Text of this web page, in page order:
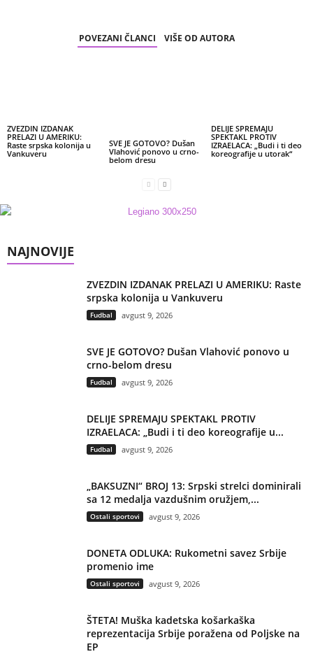
POVEZANI ČLANCI VIŠE OD AUTORA
ZVEZDIN IZDANAK
PRELAZI U AMERIKU:
Raste srpska kolonija u
Vankuveru
SVE JE GOTOVO? Dušan
Vlahović ponovo u crno-
belom dresu
DELIJE SPREMAJU
SPEKTAKL PROTIV
IZRAELACA: „Budi i ti deo
koreografije u utorak“
NAJNOVIJE
ZVEZDIN IZDANAK PRELAZI U AMERIKU: Raste
srpska kolonija u Vankuveru
Fudbal avgust 9, 2026
SVE JE GOTOVO? Dušan Vlahović ponovo u
crno-belom dresu
Fudbal avgust 9, 2026
DELIJE SPREMAJU SPEKTAKL PROTIV
IZRAELACA: „Budi i ti deo koreografije u...
Fudbal avgust 9, 2026
„BAKSUZNI“ BROJ 13: Srpski strelci dominirali
sa 12 medalja vazdušnim oružjem,...
Ostali sportovi avgust 9, 2026
DONETA ODLUKA: Rukometni savez Srbije
promenio ime
Ostali sportovi avgust 9, 2026
ŠTETA! Muška kadetska košarkaška
reprezentacija Srbije poražena od Poljske na
EP